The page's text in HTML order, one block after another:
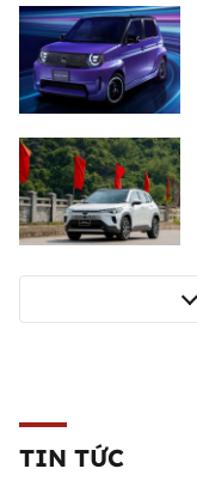
TIN TỨC